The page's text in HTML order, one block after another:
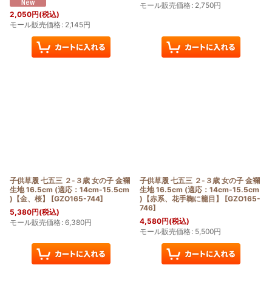
2,050円(税込)
モール販売価格: 2,145円
モール販売価格: 2,750円
子供草履 七五三 ２-３歳 女の子 金襴
生地 16.5cm (適応：14cm-15.5cm
)【金、桜】
[GZO165-744]
5,380円(税込)
モール販売価格: 6,380円
子供草履 七五三 ２-３歳 女の子 金襴
生地 16.5cm (適応：14cm-15.5cm
)【赤系、花手鞠に籠目】
[GZO165-
746]
4,580円(税込)
モール販売価格: 5,500円